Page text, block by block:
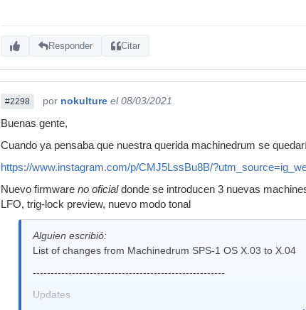
Responder Citar
#2298 por nokulture el 08/03/2021
Buenas gente,
Cuando ya pensaba que nuestra querida machinedrum se
https://www.instagram.com/p/CMJ5LssBu8B/
Nuevo firmware no oficialdonde se introducen 3 nuevas
LFO, trig-lock preview, nuevo modo tonal
Alguien escribió:
List of changes from Machinedrum SPS-1 OS X.03 to X.04
------------------------------------------------------
Updates